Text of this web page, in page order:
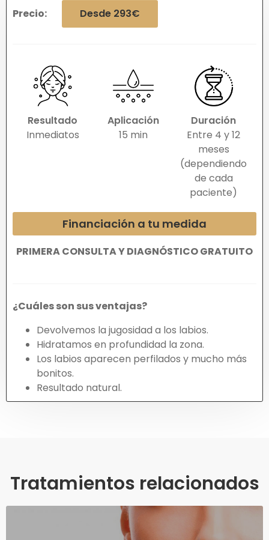
Precio: Desde 293€
Resultado
Inmediatos
Aplicación
15 min
Duración
Entre 4 y 12
meses
(dependiendo
de cada
paciente)
Financiación a tu medida
PRIMERA CONSULTA Y DIAGNÓSTICO GRATUITO
¿Cuáles son sus ventajas?
Devolvemos la jugosidad a los labios.
Hidratamos en profundidad la zona.
Los labios aparecen perfilados y mucho más
bonitos.
Resultado natural.
Tratamientos relacionados